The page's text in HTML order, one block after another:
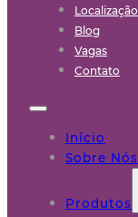
Localização
Blog
Vagas
Contato
Início
Sobre Nós
Produtos